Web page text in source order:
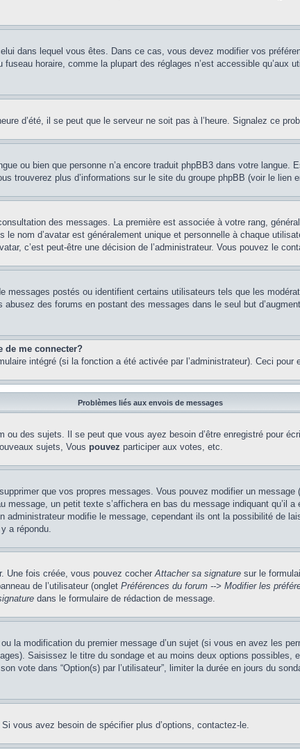
dans lequel vous êtes. Dans ce cas, vous devez modifier vos
horaire, comme la plupart des réglages n’est accessible qu’aux
d’été, il se peut que le serveur ne soit pas à l’heure. Signalez ce
ou bien que personne n’a encore traduit phpBB3 dans votre langue.
trouverez plus d’informations sur le site du groupe phpBB (voir le lien
des messages. La première est associée à votre rang,
nom d’avatar est généralement unique et personnelle à chaque
c’est peut-être une décision de l’administrateur. Vous pouvez le
messages postés ou identifient certains utilisateurs tels que les
abusez des forums en postant des messages dans le seul but
de me connecter?
intégré (si la fonction a été activée par l’administrateur). Ceci
Problèmes liés aux envois de messages
ou des sujets. Il se peut que vous ayez besoin d’être enregistré pour
sujets, Vous pouvez participer aux votes, etc.
que vos propres messages. Vous pouvez modifier un
un petit texte s’affichera en bas du message indiquant qu’il
administrateur modifie le message, cependant ils ont la possibilité de
a répondu.
Une fois créée, vous pouvez cocherAttacher sa signature sur le
de l’utilisateur (onglet Préférences du forum --> Modifier les
dans le formulaire de rédaction de message.
la modification du premier message d’un sujet (si vous en avez les
Saisissez le titre du sondage et au moins deux options possibles,
vote dans “Option(s) par l’utilisateur”, limiter la durée en jours du
vous avez besoin de spécifier plus d’options, contactez-le.